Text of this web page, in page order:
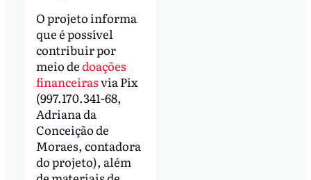
O projeto informa
que é possível
contribuir por
meio dedoações
financeirasvia Pix
(997.170.341-68,
Adriana da
Conceição de
Moraes, contadora
do projeto), além